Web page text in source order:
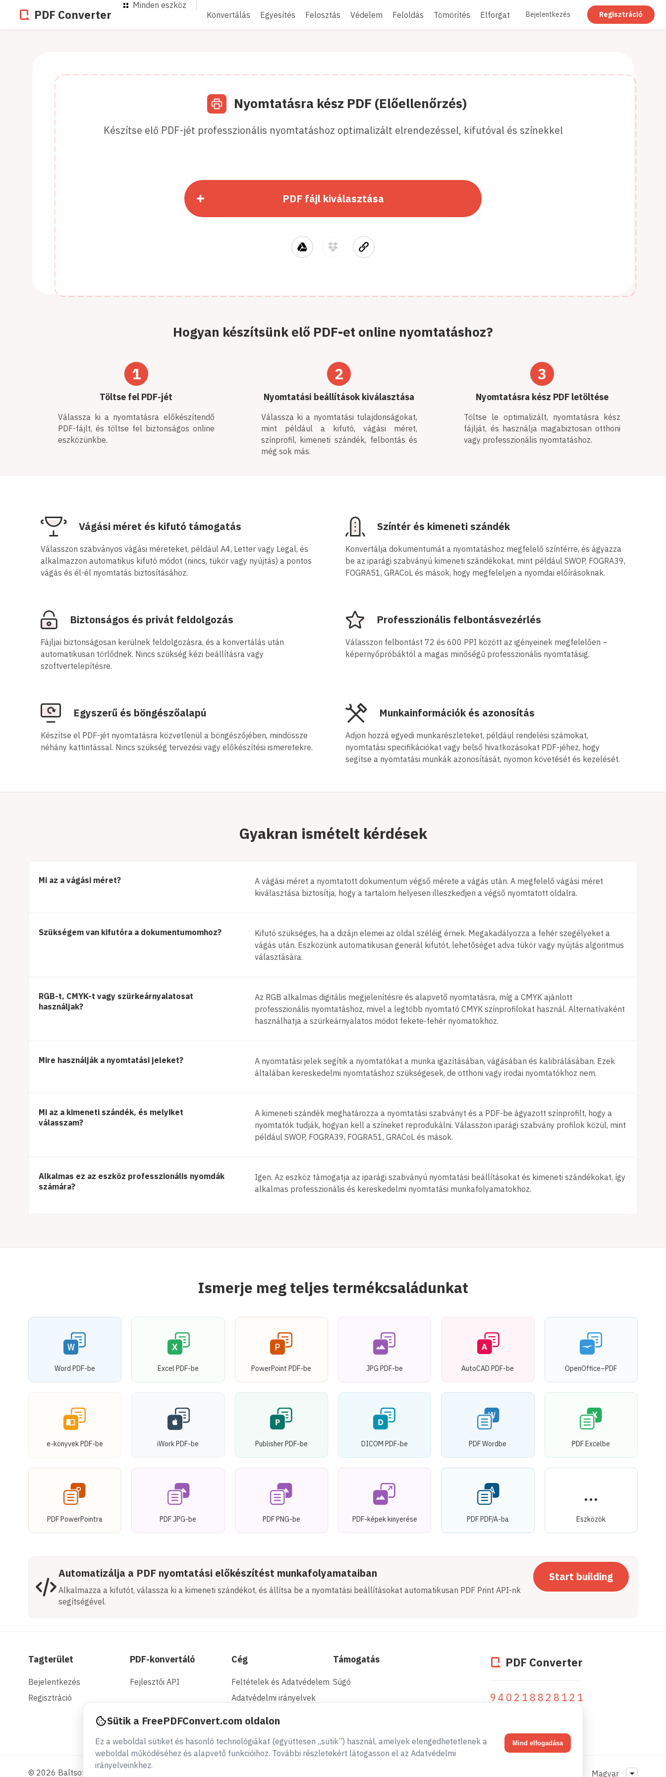
PDF Converter
Minden eszköz
Konvertálás
Egyesítés Felosztás Védelem Feloldás Tömörítés Elforgatás Kitakarás Laposítás
Bejelentkezés Regisztráció
Nyomtatásra kész PDF (Előellenőrzés)
Készítse elő PDF-jét professzionális nyomtatáshoz optimalizált elrendezéssel, kifutóval és színekkel
PDF fájl kiválasztása
Hogyan készítsünk elő PDF-et online nyomtatáshoz?
1
Töltse fel PDF-jét
Válassza ki a nyomtatásra előkészítendő
PDF-fájlt, és töltse fel biztonságos online
eszközünkbe.
2
Nyomtatási beállítások kiválasztása
Válassza ki a nyomtatási tulajdonságokat,
mint például a kifutó, vágási méret,
színprofil, kimeneti szándék, felbontás és
még sok más.
3
Nyomtatásra kész PDF letöltése
Töltse le optimalizált, nyomtatásra kész
fájlját, és használja magabiztosan otthoni
vagy professzionális nyomtatáshoz.
Vágási méret és kifutó támogatás
Válasszon szabványos vágási méreteket, például A4, Letter vagy Legal, és
alkalmazzon automatikus kifutó módot (nincs, tükör vagy nyújtás) a pontos
vágás és él-él nyomtatás biztosításához.
Színtér és kimeneti szándék
Konvertálja dokumentumát a nyomtatáshoz megfelelő színtérre, és ágyazza
be az iparági szabványú kimeneti szándékokat, mint például SWOP, FOGRA39,
FOGRA51, GRACoL és mások, hogy megfeleljen a nyomdai előírásoknak.
Biztonságos és privát feldolgozás
Fájljai biztonságosan kerülnek feldolgozásra, és a konvertálás után
automatikusan törlődnek. Nincs szükség kézi beállításra vagy
szoftvertelepítésre.
Professzionális felbontásvezérlés
Válasszon felbontást 72 és 600 PPI között az igényeinek megfelelően –
képernyőpróbáktól a magas minőségű professzionális nyomtatásig.
Egyszerű és böngészőalapú
Készítse el PDF-jét nyomtatásra közvetlenül a böngészőjében, mindössze
néhány kattintással. Nincs szükség tervezési vagy előkészítési ismeretekre.
Munkainformációk és azonosítás
Adjon hozzá egyedi munkarészleteket, például rendelési számokat,
nyomtatási specifikációkat vagy belső hivatkozásokat PDF-jéhez, hogy
segítse a nyomtatási munkák azonosítását, nyomon követését és kezelését.
Gyakran ismételt kérdések
Mi az a vágási méret?
A vágási méret a nyomtatott dokumentum végső mérete a vágás után. A megfelelő vágási méret
kiválasztása biztosítja, hogy a tartalom helyesen illeszkedjen a végső nyomtatott oldalra.
Szükségem van kifutóra a dokumentumomhoz?
Kifutó szükséges, ha a dizájn elemei az oldal széléig érnek. Megakadályozza a fehér szegélyeket a
vágás után. Eszközünk automatikusan generál kifutót, lehetőséget adva tükör vagy nyújtás algoritmus
választására.
RGB-t, CMYK-t vagy szürkeárnyalatosat
használjak?
Az RGB alkalmas digitális megjelenítésre és alapvető nyomtatásra, míg a CMYK ajánlott
professzionális nyomtatáshoz, mivel a legtöbb nyomtató CMYK színprofilokat használ. Alternatívaként
használhatja a szürkeárnyalatos módot fekete-fehér nyomatokhoz.
Mire használják a nyomtatási jeleket?
A nyomtatási jelek segítik a nyomtatókat a munka igazításában, vágásában és kalibrálásában. Ezek
általában kereskedelmi nyomtatáshoz szükségesek, de otthoni vagy irodai nyomtatókhoz nem.
Mi az a kimeneti szándék, és melyiket
válasszam?
A kimeneti szándék meghatározza a nyomtatási szabványt és a PDF-be ágyazott színprofilt, hogy a
nyomtatók tudják, hogyan kell a színeket reprodukálni. Válasszon iparági szabvány profilok közül, mint
például SWOP, FOGRA39, FOGRA51, GRACoL és mások.
Alkalmas ez az eszköz professzionális nyomdák
számára?
Igen. Az eszköz támogatja az iparági szabványú nyomtatási beállításokat és kimeneti szándékokat, így
alkalmas professzionális és kereskedelmi nyomtatási munkafolyamatokhoz.
Ismerje meg teljes termékcsaládunkat
Word PDF-be Excel PDF-be PowerPoint PDF-be JPG PDF-be AutoCAD PDF-be OpenOffice–PDF
e-könyvek PDF-be iWork PDF-be Publisher PDF-be DICOM PDF-be PDF Wordbe PDF Excelbe
PDF PowerPointra PDF JPG-be PDF PNG-be PDF-képek kinyerése PDF PDF/A-ba Eszközök
Automatizálja a PDF nyomtatási előkészítést munkafolyamataiban
Alkalmazza a kifutót, válassza ki a kimeneti szándékot, és állítsa be a nyomtatási beállításokat automatikusan PDF Print API-nk
segítségével.
Start building
Tagterület
Bejelentkezés
Regisztráció
PDF-konvertáló
Fejlesztői API
Cég
Feltételek és Adatvédelem
Adatvédelmi irányelvek
Támogatás
Súgó
PDF Converter
940218828121
© 2026 Baltsoft Magyar
Sütik a FreePDFConvert.com oldalon
Ez a weboldal sütiket és hasonló technológiákat (együttesen „sütik”) használ, amelyek elengedhetetlenek a
weboldal működéséhez és alapvető funkcióihoz. További részletekért látogasson el az Adatvédelmi
irányelveinkhez.
Mind elfogadása